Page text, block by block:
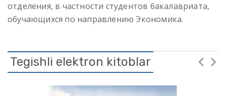
отделения, в частности студентов бакалавриата,
обучающихся по направлению Экономика.
Tegishli elektron kitoblar